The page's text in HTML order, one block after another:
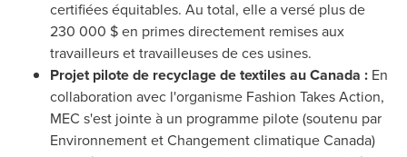
certifiées équitables. Au total, elle a versé plus de
230 000 $ en primes directement remises aux
travailleurs et travailleuses de ces usines.
Projet pilote de recyclage de textiles auCanada : En
collaboration avec l'organisme Fashion Takes Action,
MEC s'est jointe à un programme pilote (soutenu par
Environnement et Changement climatiqueCanada)